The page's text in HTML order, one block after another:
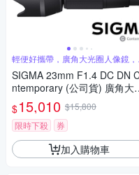
輕便好攜帶，廣角大光圈人像鏡，
麗淺景深
SIGMA 23mm F1.4 DC DN
ntemporary (公司貨) 廣角大
圈定焦鏡 人像鏡 APS-C 無反
單眼專用鏡頭
$15,010 $15,800
限時下殺
券
加入購物車